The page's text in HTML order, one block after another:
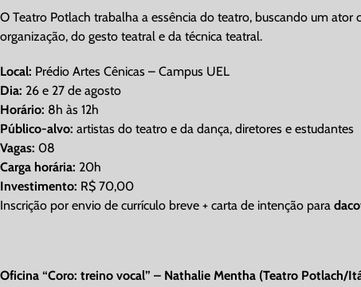
O Teatro Potlach trabalha a essência do teatro, buscando um
organização, do gesto teatral e da técnica teatral.
Local: Prédio Artes Cênicas – Campus UEL
Dia: 26 e 27 de agosto
Horário: 8h às 12h
Público-alvo: artistas do teatro e da dança, diretores e estudantes
Vagas: 08
Carga horária: 20h
Investimento: R$ 70,00
Inscrição por envio de currículo breve + carta de intenção para
Oficina “Coro: treino vocal” – Nathalie Mentha (Teatro Potlach/